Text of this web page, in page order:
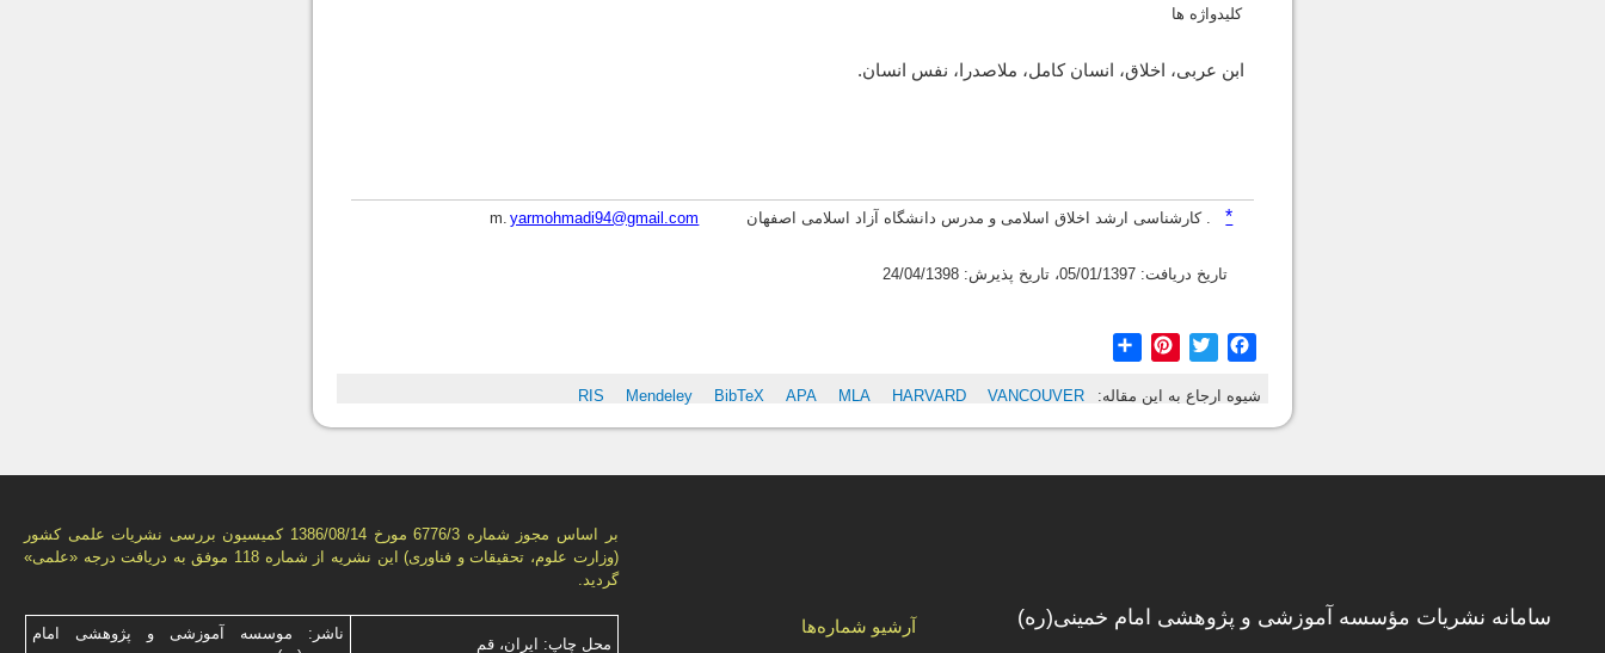
کلیدواژه ها
ابن عربی، اخلاق، انسان کامل، ملاصدرا، نفس انسان.
* . کارشناسی ارشد اخلاق اسلامی و مدرس دانشگاه آزاد اسلامی اصفهان yarmohmadi94@gmail.com
تاریخ دریافت: 05/01/1397، تاریخ پذیرش: 24/04/1398
Facebook
Twitter
Pinterest
شیوه ارجاع به این مقاله: RIS Mendeley BibTeX APA MLA HARVARD VANCOUVER
بر اساس مجوز شماره 6776/3 مورخ 1386/08/14 كمیسیون بررسى نشریات علمى كشور
(وزارت علوم، تحقیقات و فناورى) این نشریه از شماره 118 موفق به دریافت درجه «علمى»
گردید.
محل چاپ: ایران، قم
ناشر: موسسه آموزشی و پژوهشی امام
آرشیو شماره‌ها سامانه نشریات مؤسسه آموزشی و پژوهشی امام خمینی(ره)